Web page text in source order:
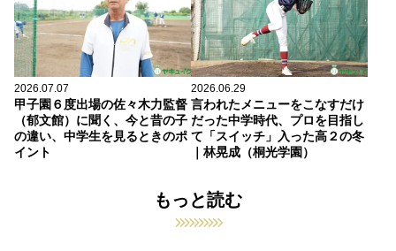
2026.07.07
甲子園６度出場の佐々木力監督
（郁文館）に聞く、今と昔の子
の違い、中学生を見るときのポ
イント
2026.06.29
言われたメニューをこなすだけ
だった中学時代、プロを目指し
て「スイッチ」入った高２の冬
｜林晃成（桐光学園）
もっと読む